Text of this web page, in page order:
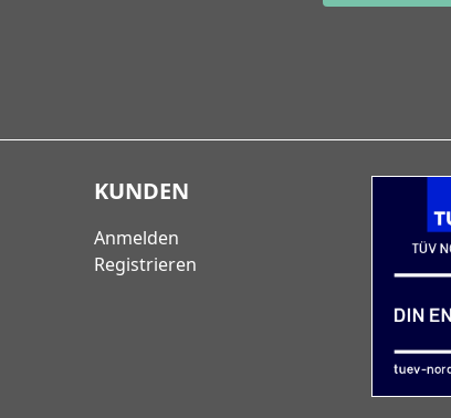
KUNDEN
Anmelden
Registrieren